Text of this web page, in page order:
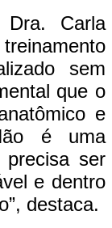
Carla
sem
que o
e
é uma
ser
e dentro
destaca.